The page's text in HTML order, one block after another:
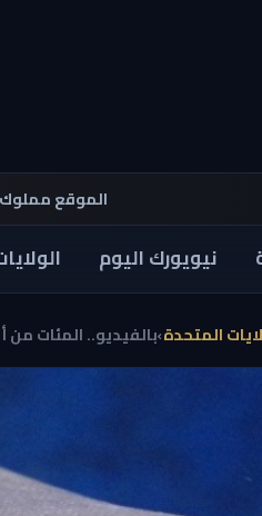
الموقع
نيويورك اليوم
المتحدة›بالفيديو.. المئات